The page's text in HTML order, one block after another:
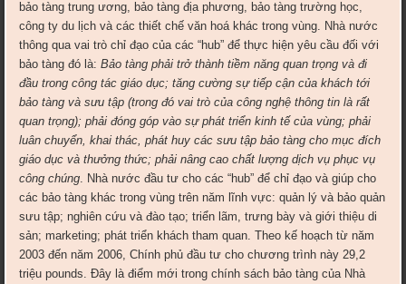
bảo tàng trung ương, bảo tàng địa phương, bảo tàng trường học,
công ty du lịch và các thiết chế văn hoá khác trong vùng. Nhà nước
thông qua vai trò chỉ đạo của các “hub” để thực hiện yêu cầu đối với
bảo tàng đó là:Bảo tàng phải trở thành tiềm năng quan trọng và đi
đầu trong công tác giáo dục; tăng cường sự tiếp cận của khách tới
bảo tàng và sưu tập (trong đó vai trò của công nghệ thông tin là rất
quan trọng); phải đóng góp vào sự phát triển kinh tế của vùng; phải
luân chuyển, khai thác, phát huy các sưu tập bảo tàng cho mục đích
giáo dục và thưởng thức; phải nâng cao chất lượng dịch vụ phục vụ
công chúng. Nhà nước đầu tư cho các “hub” để chỉ đạo và giúp cho
các bảo tàng khác trong vùng trên năm lĩnh vực: quản lý và bảo quản
sưu tập; nghiên cứu và đào tạo; triển lãm, trưng bày và giới thiệu di
sản; marketing; phát triển khách tham quan. Theo kế hoạch từ năm
2003 đến năm 2006, Chính phủ đầu tư cho chương trình này 29,2
triệu pounds. Đây là điểm mới trong chính sách bảo tàng của Nhà